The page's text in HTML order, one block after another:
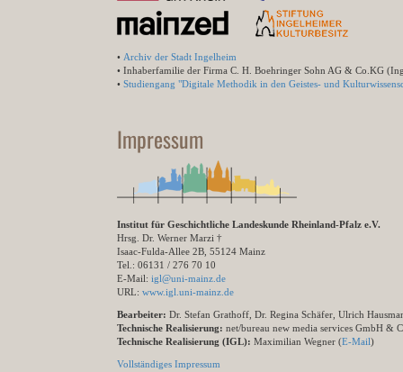
• Archiv der Stadt Ingelheim
• Inhaberfamilie der Firma C. H. Boehringer Sohn AG & Co.KG
• Studiengang "Digitale Methodik in den Geistes- und
Impressum
Institut für Geschichtliche Landeskunde Rheinland-Pfalz e.V.
Hrsg. Dr. Werner Marzi †
Isaac-Fulda-Allee 2B, 55124 Mainz
Tel.: 06131 / 276 70 10
E-Mail: igl@uni-mainz.de
URL: www.igl.uni-mainz.de
Bearbeiter: Dr. Stefan Grathoff, Dr. Regina Schäfer, Ulrich
Technische Realisierung: net/bureau new media services GmbH &
Technische Realisierung (IGL): Maximilian Wegner (E-Mail)
Vollständiges Impressum